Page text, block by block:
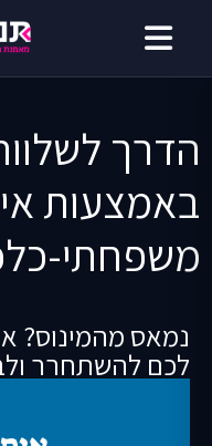
הדרך
באמצעות
משפחתי-
נמאס מהמינוס?
לכם להשתחרר